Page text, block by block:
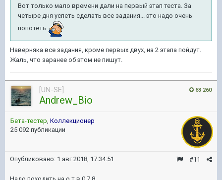
Вот только мало времени дали на первый этап теста. За
четыре дня успеть сделать все задания... это надо очень
попотеть
.
Наверняка все задания, кроме первых двух, на 2 этапа пойдут.
Жаль, что заранее об этом не пишут.
63 260
[UN-SE]
Andrew_Bio
Бета-тестер, Коллекционер
25 092 публикации
#11
Опубликовано: 1 авг 2018, 17:34:51